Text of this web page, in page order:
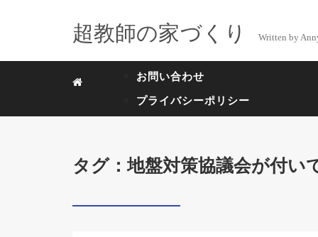
超教師の家づくり Written by
お問い合わせ
プライバシーポリシー
タグ：地盤対策協議会が付い